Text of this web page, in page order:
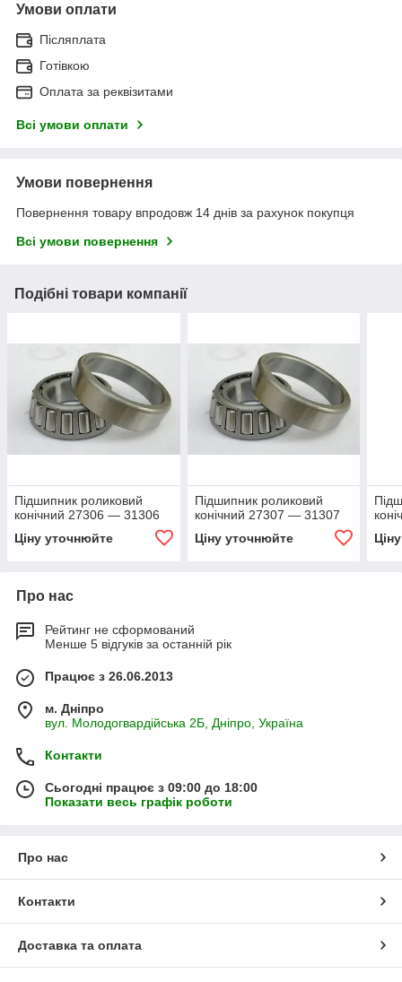
Умови оплати
Післяплата
Готівкою
Оплата за реквізитами
Всі умови оплати
Умови повернення
Повернення товару впродовж 14 днів за рахунок покупця
Всі умови повернення
Подібні товари компанії
Підшипник роликовий
конічний 27306 — 31306
Ціну уточнюйте
Підшипник роликовий
конічний 27307 — 31307
Ціну уточнюйте
Про нас
Рейтинг не сформований
Менше 5 відгуків за останній рік
Працює з 26.06.2013
м. Дніпро
вул. Молодогвардійська 2Б, Дніпро, Україна
Контакти
Сьогодні працює з 09:00 до 18:00
Показати весь графік роботи
Про нас
Контакти
Доставка та оплата